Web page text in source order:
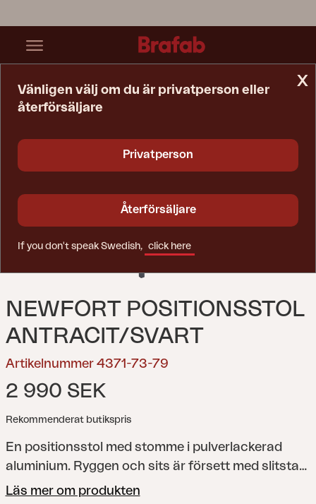
NEWFORT POSITIONSSTOL
ANTRACIT/SVART
Artikelnummer 4371-73-79
2 990 SEK
Rekommenderat butikspris
En positionsstol med stomme i pulverlackerad
aluminium. Ryggen och sits är försett med slitstark
textilene. Måtten har maximerats för att passa
Läs mer om produkten
x
Vänligen välj om du är privatperson eller
återförsäljare
Privatperson
Återförsäljare
If you don't speak Swedish, click here